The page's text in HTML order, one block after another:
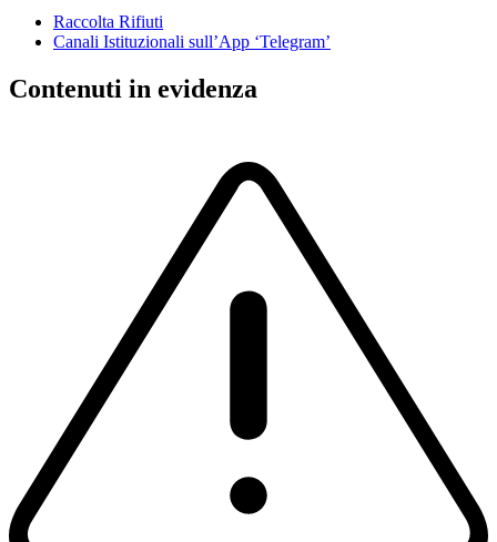
Raccolta Rifiuti
Canali Istituzionali sull’App ‘Telegram’
Contenuti in evidenza